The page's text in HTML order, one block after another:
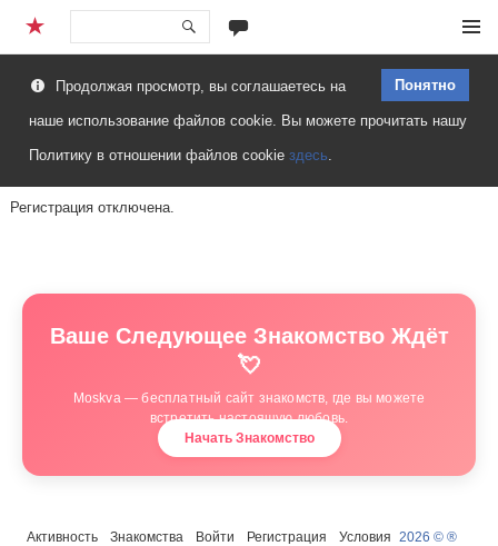
Перейти
содержимому
Понятно
Продолжая просмотр, вы соглашаетесь на
наше использование файлов cookie. Вы можете прочитать нашу
Политику в отношении файлов cookie здесь.
Регистрация отключена.
Ваше Следующее Знакомство Ждёт
💘
Moskva — бесплатный сайт знакомств, где вы можете
встретить настоящую любовь.
Начать Знакомство
Активность Знакомства Войти Регистрация Условия 2026 © ®